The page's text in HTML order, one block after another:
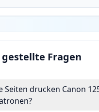
Fragen
Seiten drucken Canon